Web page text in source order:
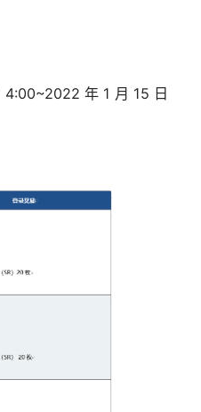
4:00~2022 年 1 月 15 日